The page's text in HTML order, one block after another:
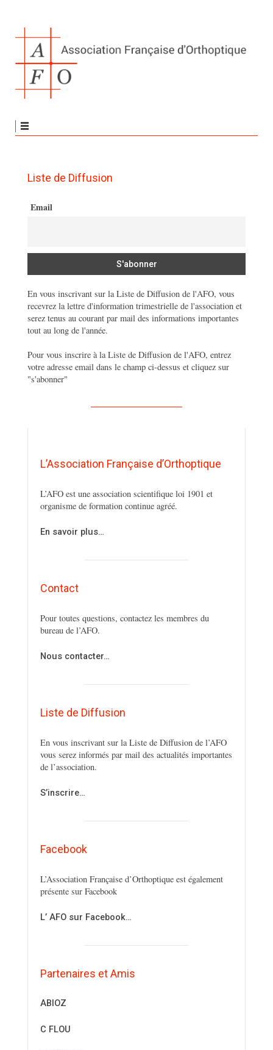
Liste de Diffusion
Email
En vous inscrivant sur la Liste de Diffusion de l'AFO, vous
recevrez la lettre d'information trimestrielle de l'association et
serez tenus au courant par mail des informations importantes
tout au long de l'année.
Pour vous inscrire à la Liste de Diffusion de l'AFO, entrez
votre adresse email dans le champ ci-dessus et cliquez sur
"s'abonner"
L’Association Française d’Orthoptique
L’AFO est une association scientifique loi 1901 et
organisme de formation continue agréé.
En savoir plus…
Contact
Pour toutes questions, contactez les membres du
bureau de l’AFO.
Nous contacter…
Liste de Diffusion
En vous inscrivant sur la Liste de Diffusion de l’AFO
vous serez informés par mail des actualités importantes
de l’association.
S’inscrire…
Facebook
L’Association Française d’Orthoptique est également
présente sur Facebook
L’ AFO sur Facebook…
Partenaires et Amis
ABIOZ
C FLOU